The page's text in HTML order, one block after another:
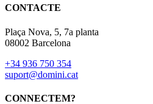
CONTACTE
Plaça Nova, 5, 7a planta
08002 Barcelona
+34 936 750 354
suport@domini.cat
CONNECTEM?